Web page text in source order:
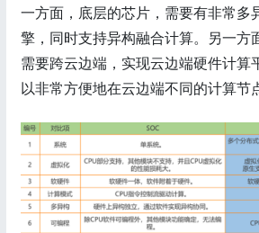
一方面，底层的芯片，需要有非常多
擎，同时支持异构融合计算。另一方
需要跨云边端，实现云边端硬件计算
以非常方便地在云边端不同的计算节